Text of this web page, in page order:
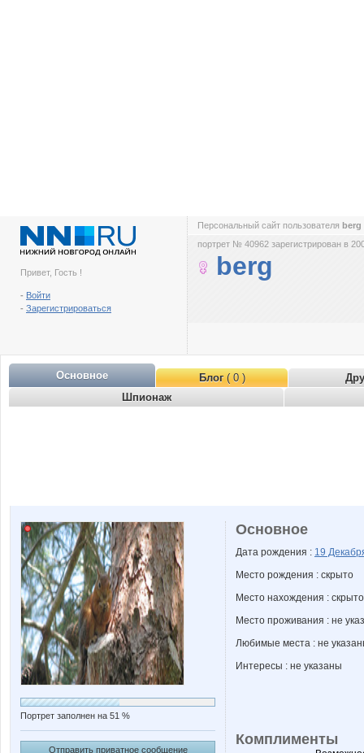
Привет, Гость !
- Войти
- Зарегистрироваться
Персональный сайт пользователя berg
портрет № 40962 зарегистрирован в
berg
Основное Блог( 0 )
Шпионаж
Портрет заполнен на 51 %
Отправить приватное сообщение
Основное
Дата рождения : 19
Место рождения : скрыто
Место нахождения : скрыто
Место проживания : не
Любимые места : не
Интересы : не указаны
Комплименты